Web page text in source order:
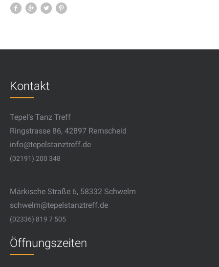
Kontakt
Tepel’s Tanz Treff
Ringstrasse 86, 42897 Remscheid
info@tepelstanztreff.de
(02191) 200 348
Märkische Straße 6, 58332 Schwelm
schwelm@tepelstanztreff.de
(02336) 819 7 505
Öffnungszeiten